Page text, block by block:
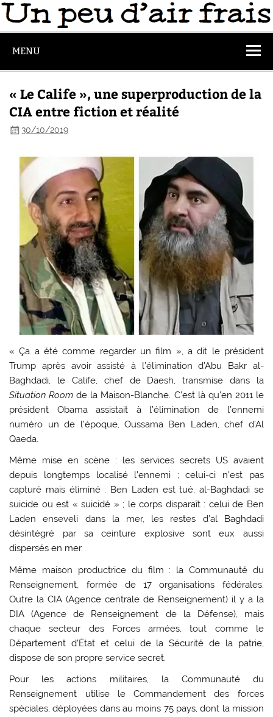
MENU
« Le Calife », une superproduction de la
CIA entre fiction et réalité
30/10/2019
« Ça a été comme regarder un film », a dit le président
Trump après avoir assisté à l’élimination d’Abu Bakr al-
Baghdadi, le Calife, chef de Daesh, transmise dans la
Situation Room de la Maison-Blanche. C’est là qu’en 2011 le
président Obama assistait à l’élimination de l’ennemi
numéro un de l’époque, Oussama Ben Laden, chef d’Al
Qaeda.
Même mise en scène : les services secrets US avaient
depuis longtemps localisé l’ennemi ; celui-ci n’est pas
capturé mais éliminé : Ben Laden est tué, al-Baghdadi se
suicide ou est « suicidé » ; le corps disparaît : celui de Ben
Laden enseveli dans la mer, les restes d’al Baghdadi
désintégré par sa ceinture explosive sont eux aussi
dispersés en mer.
Même maison productrice du film : la Communauté du
Renseignement, formée de 17 organisations fédérales.
Outre la CIA (Agence centrale de Renseignement) il y a la
DIA (Agence de Renseignement de la Défense), mais
chaque secteur des Forces armées, tout comme le
Département d’État et celui de la Sécurité de la patrie,
dispose de son propre service secret.
Pour les actions militaires, la Communauté du
Renseignement utilise le Commandement des forces
spéciales, déployées dans au moins 75 pays, dont la mission